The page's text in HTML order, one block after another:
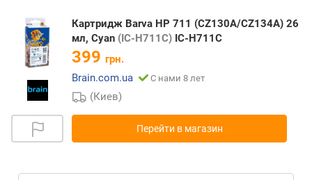
Картридж Barva HP 711 (CZ130A/CZ134A) 26
мл, Cyan (IC-H711C) IC-H711C
399 грн.
Brain.com.ua
С нами 8 лет
(Киев)
Перейти в магазин